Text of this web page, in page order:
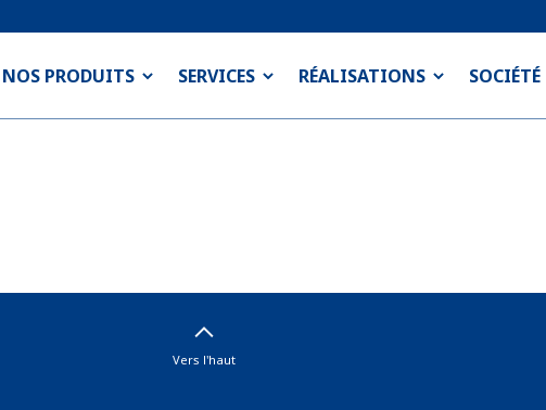
NOS PRODUITS SERVICES RÉALISATIONS SOCIÉTÉ
Vers l'haut